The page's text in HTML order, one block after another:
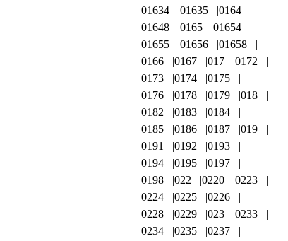
01634
01635
0164
01648
0165
01654
01655
01656
01658
0166
0167 017
0172
0173
0174
0175
0176
0178 0179
018
0182
0183
0184
0185
0186 0187
019
0191
0192
0193
0194
0195
0197
0198
022 0220
0223
0224
0225
0226
0228
0229 023
0233
0234
0235
0237